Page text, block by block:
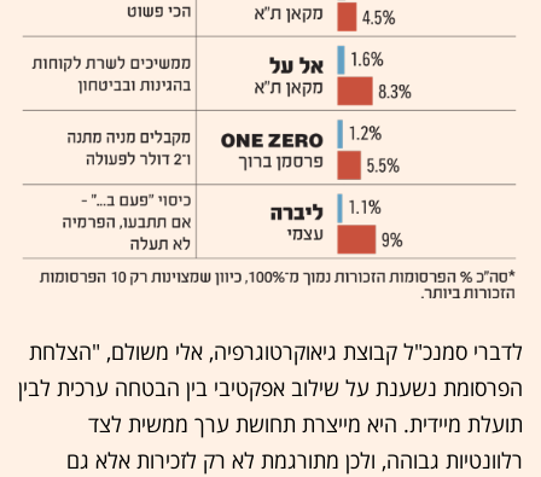
לדברי סמנכ"ל קבוצת גיאוקרטוגרפיה, אלי משולם, "הצלחת
הפרסומת נשענת על שילוב אפקטיבי בין הבטחה ערכית לבין
תועלת מיידית. היא מייצרת תחושת ערך ממשית לצד
רלוונטיות גבוהה, ולכן מתורגמת לא רק לזכירות אלא גם